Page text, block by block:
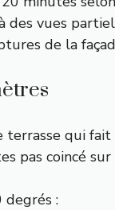
des vues
de la
qui
pas coincé
degrés :